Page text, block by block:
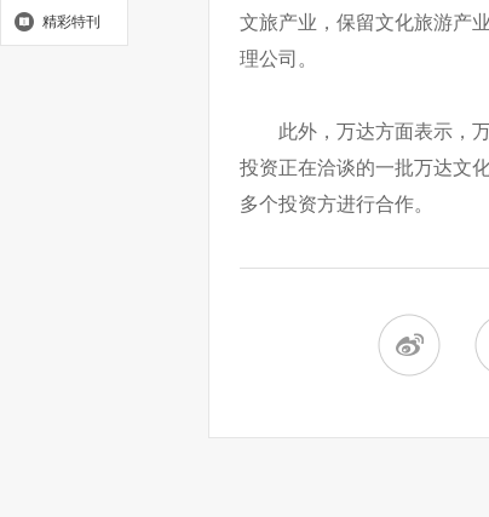
文旅产业，保留文化旅游产
理公司。
此外，万达方面表示，
投资正在洽谈的一批万达文
多个投资方进行合作。
精彩特刊